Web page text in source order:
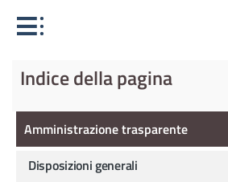
Indice della pagina
Amministrazione Trasparente
Amministrazione trasparente
Disposizioni generali